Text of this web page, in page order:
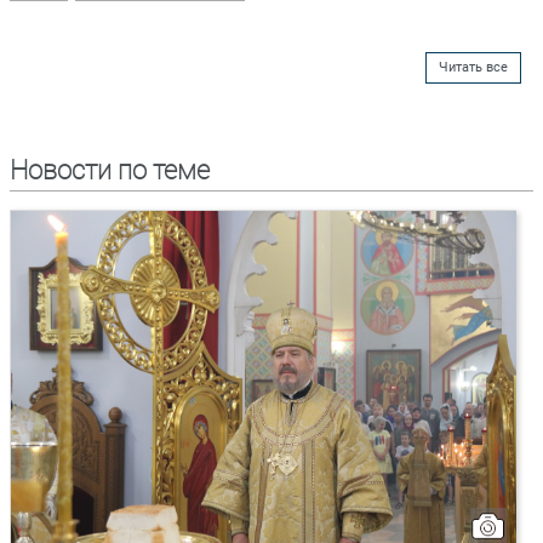
Читать все
Новости по теме